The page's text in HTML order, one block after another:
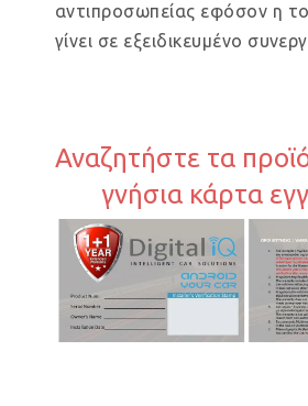
αντιπροσωπείας εφόσον η
γίνει σε εξειδικευμένο
Αναζητήστε τα
γνήσια κάρτα